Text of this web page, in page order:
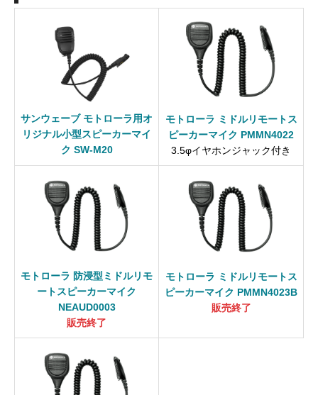
サンウェーブ モトローラ用オ
リジナル小型スピーカーマイ
ク SW-M20
モトローラ ミドルリモートス
ピーカーマイク PMMN4022
3.5φイヤホンジャック付き
モトローラ 防浸型ミドルリモ
ートスピーカーマイク
NEAUD0003
販売終了
モトローラ ミドルリモートス
ピーカーマイク PMMN4023B
販売終了